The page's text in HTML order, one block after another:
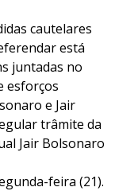
cautelares
está
juntadas no
esforços
e Jair
trâmite da
Jair Bolsonaro
feira (21).